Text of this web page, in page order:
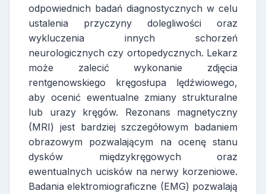
odpowiednich badań diagnostycznych w celu
ustalenia przyczyny dolegliwości oraz
wykluczenia innych schorzeń
neurologicznych czy ortopedycznych. Lekarz
może zalecić wykonanie zdjęcia
rentgenowskiego kręgosłupa lędźwiowego,
aby ocenić ewentualne zmiany strukturalne
lub urazy kręgów. Rezonans magnetyczny
(MRI) jest bardziej szczegółowym badaniem
obrazowym pozwalającym na ocenę stanu
dysków międzykręgowych oraz
ewentualnych ucisków na nerwy korzeniowe.
Badania elektromiograficzne (EMG) pozwalają